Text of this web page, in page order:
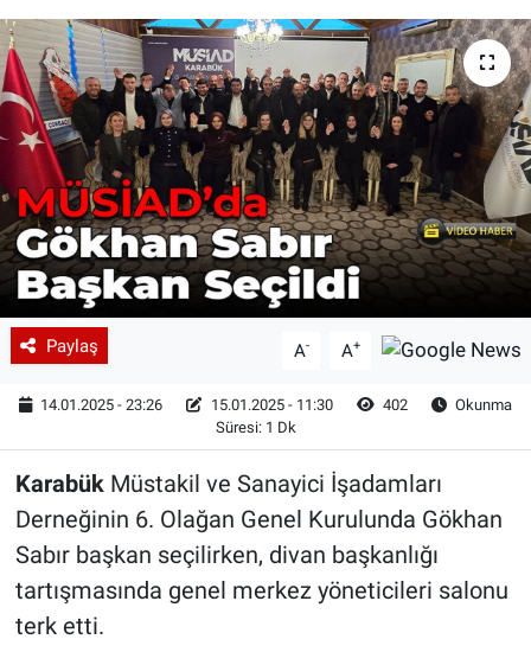
Paylaş A- A+
14.01.2025 - 23:26 15.01.2025 - 11:30 402
Okunma
Süresi: 1 Dk
KarabükMüstakil ve Sanayici İşadamları
Derneğinin 6. Olağan Genel Kurulunda Gökhan
Sabır başkan seçilirken, divan başkanlığı
tartışmasında genel merkez yöneticileri salonu
terk etti.